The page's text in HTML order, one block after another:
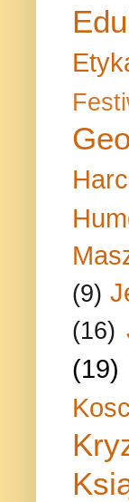
(9)
(16)
(19)